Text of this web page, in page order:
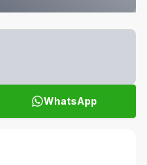
WhatsApp